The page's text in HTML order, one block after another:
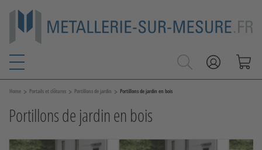
Home > Portails et clôtures > Portillons de jardin > Portillons de jardin en bois
Portillons de jardin en bois